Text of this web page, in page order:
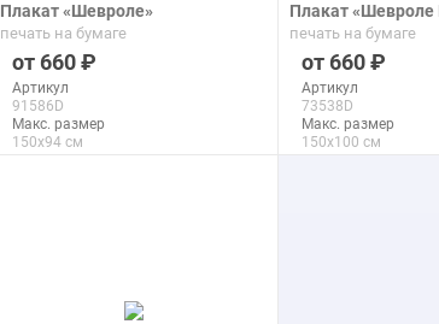
Плакат «Шевроле»
печать на бумаге
660
Артикул
91586D
Макс. размер
150x94 см
Плакат
печать на бумаге
660
Артикул
73538D
Макс. размер
150x100 см